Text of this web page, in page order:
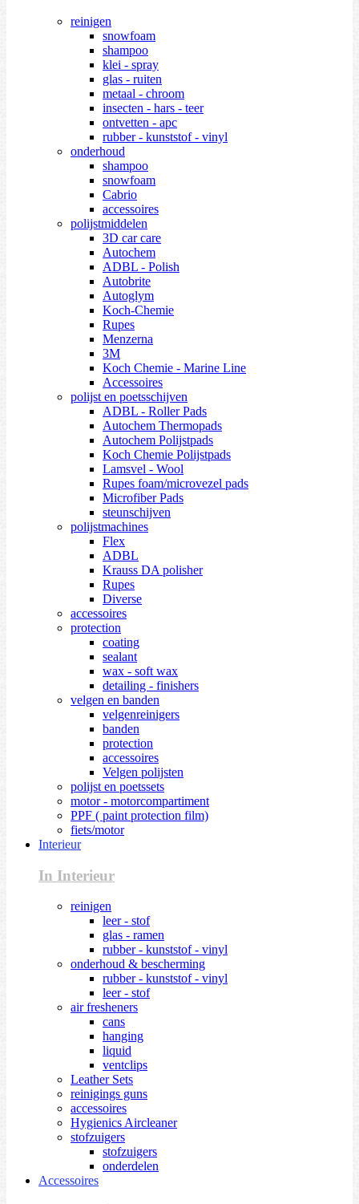
reinigen
snowfoam
shampoo
klei - spray
glas - ruiten
metaal - chroom
insecten - hars - teer
ontvetten - apc
rubber - kunststof - vinyl
onderhoud
shampoo
snowfoam
Cabrio
accessoires
polijstmiddelen
3D car care
Autochem
ADBL - Polish
Autobrite
Autoglym
Koch-Chemie
Rupes
Menzerna
3M
Koch Chemie - Marine Line
Accessoires
polijst en poetsschijven
ADBL - Roller Pads
Autochem Thermopads
Autochem Polijstpads
Koch Chemie Polijstpads
Lamsvel - Wool
Rupes foam/microvezel pads
Microfiber Pads
steunschijven
polijstmachines
Flex
ADBL
Krauss DA polisher
Rupes
Diverse
accessoires
protection
coating
sealant
wax - soft wax
detailing - finishers
velgen en banden
velgenreinigers
banden
protection
accessoires
Velgen polijsten
polijst en poetssets
motor - motorcompartiment
PPF ( paint protection film)
fiets/motor
Interieur
In Interieur
reinigen
leer - stof
glas - ramen
rubber - kunststof - vinyl
onderhoud & bescherming
rubber - kunststof - vinyl
leer - stof
air fresheners
cans
hanging
liquid
ventclips
Leather Sets
reinigings guns
accessoires
Hygienics Aircleaner
stofzuigers
stofzuigers
onderdelen
Accessoires